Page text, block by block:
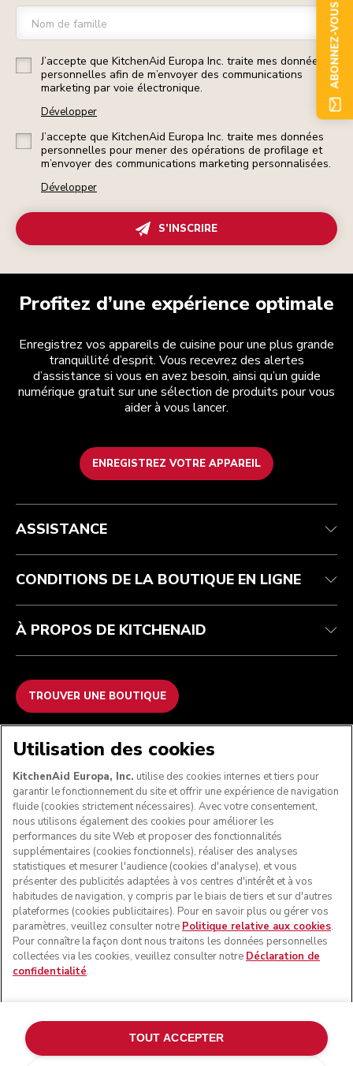
Nom de famille
J’accepte que KitchenAid Europa Inc. traite mes données
personnelles afin de m’envoyer des communications
marketing par voie électronique.
Développer
J’accepte que KitchenAid Europa Inc. traite mes données
personnelles pour mener des opérations de profilage et
m’envoyer des communications marketing personnalisées.
Développer
S’INSCRIRE
Profitez d’une expérience optimale
Enregistrez vos appareils de cuisine pour une plus grande
tranquillité d’esprit. Vous recevrez des alertes
d’assistance si vous en avez besoin, ainsi qu’un guide
numérique gratuit sur une sélection de produits pour vous
aider à vous lancer.
ENREGISTREZ VOTRE APPAREIL
Service après-vente
Garantie et documents
Contactez-nous
Conditions générales de vente
Retours et remboursements
Imprint
ODR
La marque
Trouver une boutique
ASSISTANCE
CONDITIONS DE LA BOUTIQUE EN LIGNE
À PROPOS DE KITCHENAID
TROUVER UNE BOUTIQUE
NOUS ACCEPTONS
SUIVEZ-NOUS
forme du robot pâtissier multifonction sont des marques
commerciales aux États-Unis et ailleurs.
ABONNEZ-VOUS
Utilisation des cookies
KitchenAid Europa, Inc. utilise des cookies internes et tiers pour
garantir le fonctionnement du site et offrir une expérience de navigation
fluide (cookies strictement nécessaires). Avec votre consentement,
nous utilisons également des cookies pour améliorer les
performances du site Web et proposer des fonctionnalités
supplémentaires (cookies fonctionnels), réaliser des analyses
statistiques et mesurer l'audience (cookies d'analyse), et vous
présenter des publicités adaptées à vos centres d'intérêt et à vos
habitudes de navigation, y compris par le biais de tiers et sur d'autres
plateformes (cookies publicitaires). Pour en savoir plus ou gérer vos
paramètres, veuillez consulter notre Politique relative aux cookies.
Pour connaître la façon dont nous traitons les données personnelles
collectées via les cookies, veuillez consulter notre Déclaration de
confidentialité.
TOUT ACCEPTER